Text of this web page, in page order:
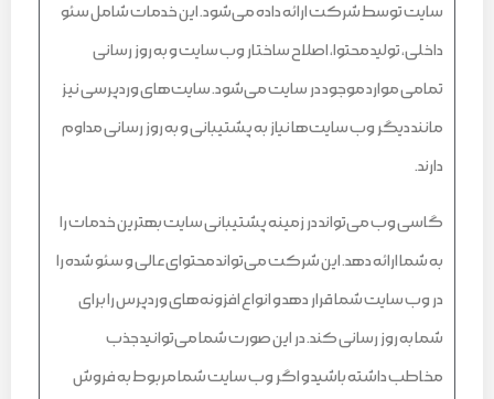
سایت توسط شرکت ارائه داده می‌شود. این خدمات شامل سئو
داخلی، تولید محتوا، اصلاح ساختار وب سایت و به روز رسانی
تمامی موارد موجود در سایت می‌شود. سایت‌های وردپرسی نیز
مانند دیگر وب سایت‌ها نیاز به پشتیبانی و به روز رسانی مداوم
دارند.
گاسی وب می‌تواند در زمینه پشتیبانی سایت بهترین خدمات را
به شما ارائه دهد. این شرکت می‌تواند محتوای عالی و سئو شده را
در وب سایت شما قرار دهد و انواع افزونه‌های وردپرس را برای
شما به روز رسانی کند. در این صورت شما می‌توانید جذب
مخاطب داشته باشید و اگر وب سایت شما مربوط به فروش